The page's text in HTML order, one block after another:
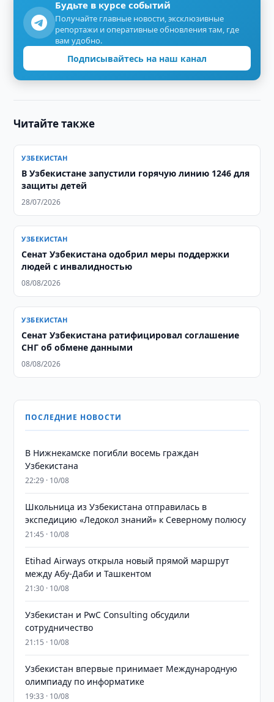
Будьте в курсе событий
Получайте главные новости, эксклюзивные
репортажи и оперативные обновления там, где
вам удобно.
Подписывайтесь на наш канал
Читайте также
УЗБЕКИСТАН
В Узбекистане запустили горячую линию 1246 для
защиты детей
28/07/2026
УЗБЕКИСТАН
Сенат Узбекистана одобрил меры поддержки
людей с инвалидностью
08/08/2026
УЗБЕКИСТАН
Сенат Узбекистана ратифицировал соглашение
СНГ об обмене данными
08/08/2026
ПОСЛЕДНИЕ НОВОСТИ
В Нижнекамске погибли восемь граждан
Узбекистана
22:29 · 10/08
Школьница из Узбекистана отправилась в
экспедицию «Ледокол знаний» к Северному полюсу
21:45 · 10/08
Etihad Airways открыла новый прямой маршрут
между Абу-Даби и Ташкентом
21:30 · 10/08
Узбекистан и PwC Consulting обсудили
сотрудничество
21:15 · 10/08
Узбекистан впервые принимает Международную
олимпиаду по информатике
19:33 · 10/08